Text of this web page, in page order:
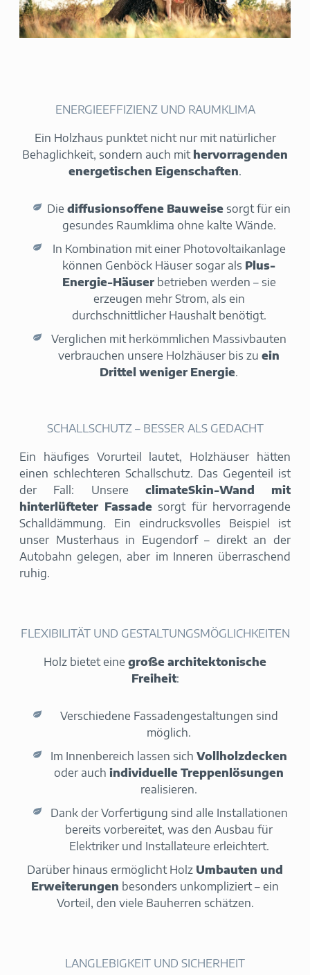
ENERGIEEFFIZIENZ UND RAUMKLIMA
Ein Holzhaus punktet nicht nur mit natürlicher
Behaglichkeit, sondern auch mit hervorragenden
energetischen Eigenschaften.
Die diffusionsoffene Bauweise sorgt für ein
gesundes Raumklima ohne kalte Wände.
In Kombination mit einer Photovoltaikanlage
können Genböck Häuser sogar als Plus-
Energie-Häuserbetrieben werden – sie
erzeugen mehr Strom, als ein
durchschnittlicher Haushalt benötigt.
Verglichen mit herkömmlichen Massivbauten
verbrauchen unsere Holzhäuser bis zu ein
Drittel weniger Energie.
SCHALLSCHUTZ – BESSER ALS GEDACHT
Ein häufiges Vorurteil lautet, Holzhäuser hätten
einen schlechteren Schallschutz. Das Gegenteil ist
der Fall: Unsere climateSkin-Wand mit
hinterlüfteter Fassadesorgt für hervorragende
Schalldämmung. Ein eindrucksvolles Beispiel ist
unser Musterhaus in Eugendorf – direkt an der
Autobahn gelegen, aber im Inneren überraschend
ruhig.
FLEXIBILITÄT UND GESTALTUNGSMÖGLICHKEITEN
Holz bietet eine große architektonische
Freiheit:
Verschiedene Fassadengestaltungen sind
möglich.
Im Innenbereich lassen sich Vollholzdecken
oder auch individuelle Treppenlösungen
realisieren.
Dank der Vorfertigung sind alle Installationen
bereits vorbereitet, was den Ausbau für
Elektriker und Installateure erleichtert.
Darüber hinaus ermöglicht Holz Umbauten und
Erweiterungen besonders unkompliziert – ein
Vorteil, den viele Bauherren schätzen.
LANGLEBIGKEIT UND SICHERHEIT